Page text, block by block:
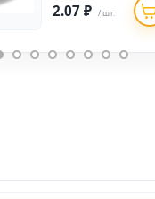
2.07 ₽ / шт.